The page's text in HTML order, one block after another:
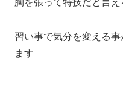
胸を張って特技だと言
習い事で気分を変える
ます